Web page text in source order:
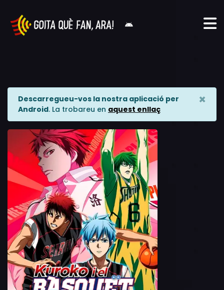
Descarregueu-vos la nostra aplicació per
Android. La trobareu en aquest enllaç
×